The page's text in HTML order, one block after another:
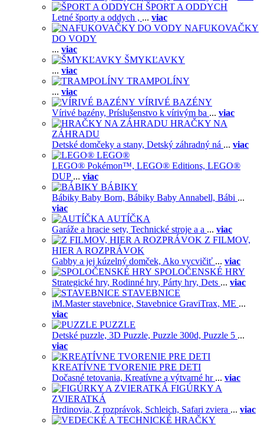
ŠPORT A ODDYCH
Letné športy a oddych , ... viac
NAFUKOVAČKY
DO VODY
... viac
ŠMYKĽAVKY
... viac
TRAMPOLÍNY
... viac
VÍRIVÉ BAZÉNY
Vírivé bazény, Príslušenstvo k vírivým ba ... viac
HRAČKY NA
ZÁHRADU
Detské domčeky a stany, Detský záhradný ná ... viac
LEGO®
LEGO® Pokémon™, LEGO® Editions, LEGO®
DUP ... viac
BÁBIKY
Bábiky Baby Born, Bábiky Baby Annabell, Bábi ...
viac
AUTÍČKA
Garáže a hracie sety, Technické stroje a a ... viac
Z FILMOV,
HIER A ROZPRÁVOK
Gabby a jej kúzelný domček, Ako vycvičiť ... viac
SPOLOČENSKÉ HRY
Strategické hry, Rodinné hry, Párty hry, Dets ... viac
STAVEBNICE
iM.Master stavebnice, Stavebnice GraviTrax, ME ...
viac
PUZZLE
Detské puzzle, 3D Puzzle, Puzzle 300d, Puzzle 5 ...
viac
KREATÍVNE TVORENIE PRE DETI
Dočasné tetovania, Kreatívne a výtvarné hr ... viac
FIGÚRKY A
ZVIERATKÁ
Hrdinovia, Z rozprávok, Schleich, Safari zviera ... viac